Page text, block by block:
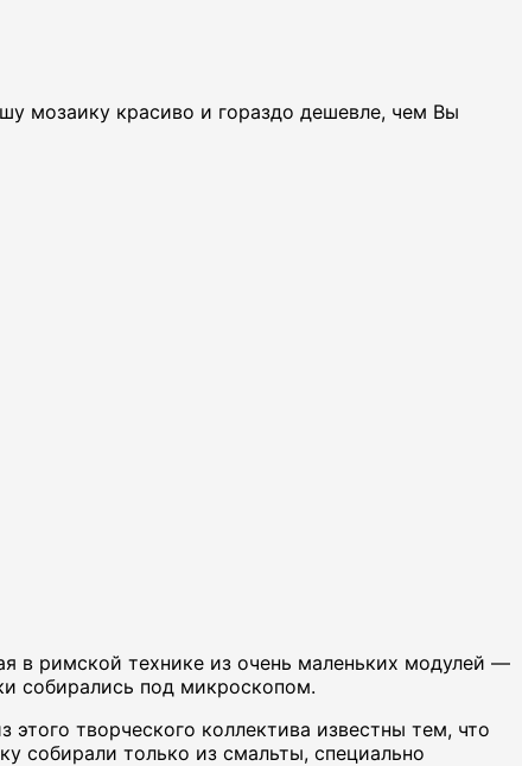
мозаику красиво и гораздо дешевле, чем Вы
в римской технике из очень маленьких модулей —
собирались под микроскопом.
творческого коллектива известны тем, что
собирали только из смальты, специально